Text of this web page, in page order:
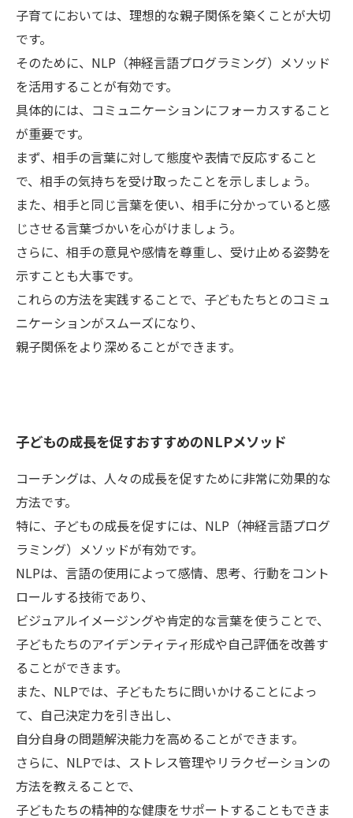
子育てにおいては、理想的な親子関係を築くことが大切
です。
そのために、NLP（神経言語プログラミング）メソッド
を活用することが有効です。
具体的には、コミュニケーションにフォーカスすること
が重要です。
まず、相手の言葉に対して態度や表情で反応すること
で、相手の気持ちを受け取ったことを示しましょう。
また、相手と同じ言葉を使い、相手に分かっていると感
じさせる言葉づかいを心がけましょう。
さらに、相手の意見や感情を尊重し、受け止める姿勢を
示すことも大事です。
これらの方法を実践することで、子どもたちとのコミュ
ニケーションがスムーズになり、
親子関係をより深めることができます。
子どもの成長を促すおすすめのNLPメソッド
コーチングは、人々の成長を促すために非常に効果的な
方法です。
特に、子どもの成長を促すには、NLP（神経言語プログ
ラミング）メソッドが有効です。
NLPは、言語の使用によって感情、思考、行動をコント
ロールする技術であり、
ビジュアルイメージングや肯定的な言葉を使うことで、
子どもたちのアイデンティティ形成や自己評価を改善す
ることができます。
また、NLPでは、子どもたちに問いかけることによっ
て、自己決定力を引き出し、
自分自身の問題解決能力を高めることができます。
さらに、NLPでは、ストレス管理やリラクゼーションの
方法を教えることで、
子どもたちの精神的な健康をサポートすることもできま